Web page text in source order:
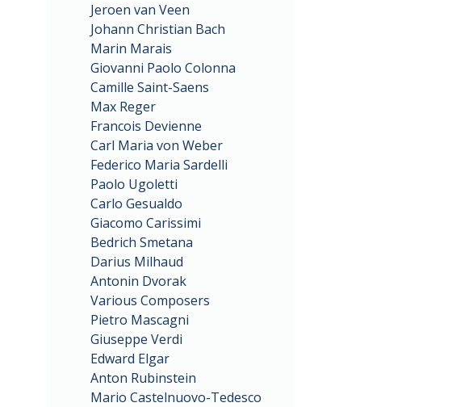
Jeroen van Veen
Johann Christian Bach
Marin Marais
Giovanni Paolo Colonna
Camille Saint-Saens
Max Reger
Francois Devienne
Carl Maria von Weber
Federico Maria Sardelli
Paolo Ugoletti
Carlo Gesualdo
Giacomo Carissimi
Bedrich Smetana
Darius Milhaud
Antonin Dvorak
Various Composers
Pietro Mascagni
Giuseppe Verdi
Edward Elgar
Anton Rubinstein
Mario Castelnuovo-Tedesco